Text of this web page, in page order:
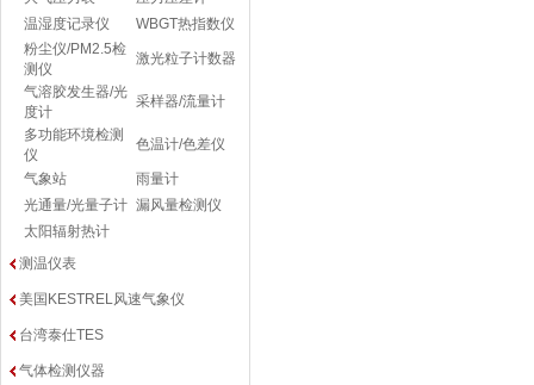
温湿度记录仪
WBGT热指数仪
粉尘仪/PM2.5检
测仪
激光粒子计数器
气溶胶发生器/光
度计
采样器/流量计
多功能环境检测
仪
色温计/色差仪
气象站
雨量计
光通量/光量子计 漏风量检测仪
太阳辐射热计
测温仪表
美国KESTREL风速气象仪
台湾泰仕TES
气体检测仪器